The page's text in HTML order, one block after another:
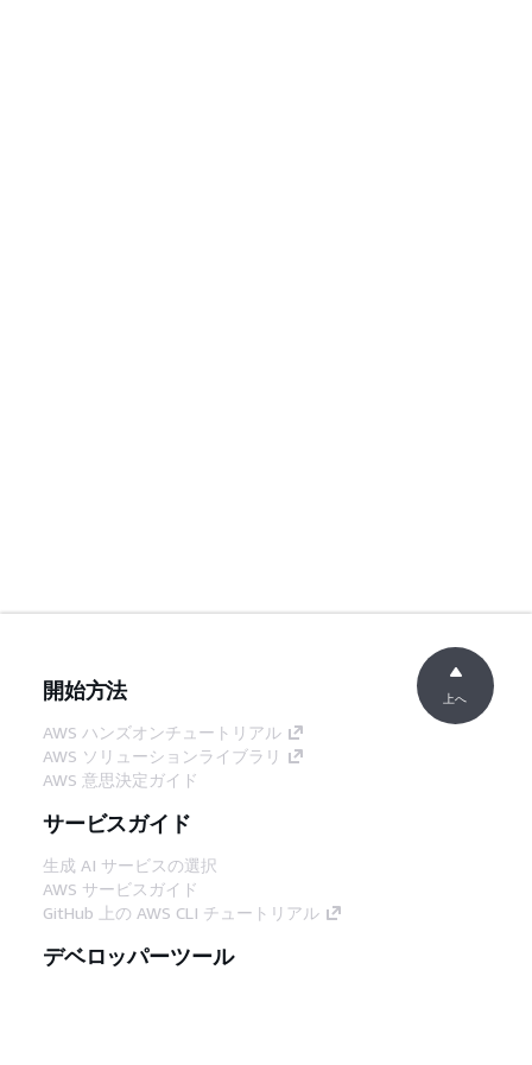
開始方法
AWS ハンズオンチュートリアル
AWS ソリューションライブラリ
AWS 意思決定ガイド
サービスガイド
生成 AI サービスの選択
AWS サービスガイド
GitHub 上の AWS CLI チュートリアル
デベロッパーツール
上へ